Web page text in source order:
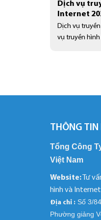
Dịch vụ
Internet
Dịch vụ
vụ truyền hình
THÔNG TIN
Tổng Công
Việt Nam
Website: Tư
hình và Internet
Địa chỉ : Số 3/
Phường giảng